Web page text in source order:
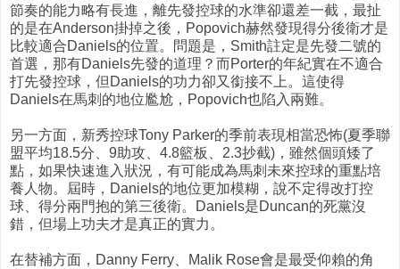
節奏的能力略有長進，離先發控球的水準卻還差一截，最扯
的是在Anderson掛掉之後，Popovich赫然發現得分後衛才是
比較適合Daniels的位置。問題是，Smith註定是先發二號的
首選，那有Daniels先發的道理？而Porter的年紀實在不適合
打先發控球，但Daniels的功力卻又銜接不上。這使得
Daniels在馬刺的地位尷尬，Popovich也陷入兩難。
另一方面，新秀控球Tony Parker的季前表現相當恐怖(夏季聯
盟平均18.5分、9助攻、4.8籃板、2.3抄截)，雖然個頭矮了
點，如果快速進入狀況，有可能成為馬刺未來控球的重點培
養人物。屆時，Daniels的地位更加模糊，說不定得改打控
球、得分兩門抱的第三後衛。Daniels是Duncan的死黨沒
錯，但場上功夫才是真正的實力。
在替補方面，Danny Ferry、Malik Rose會是最受仰賴的角